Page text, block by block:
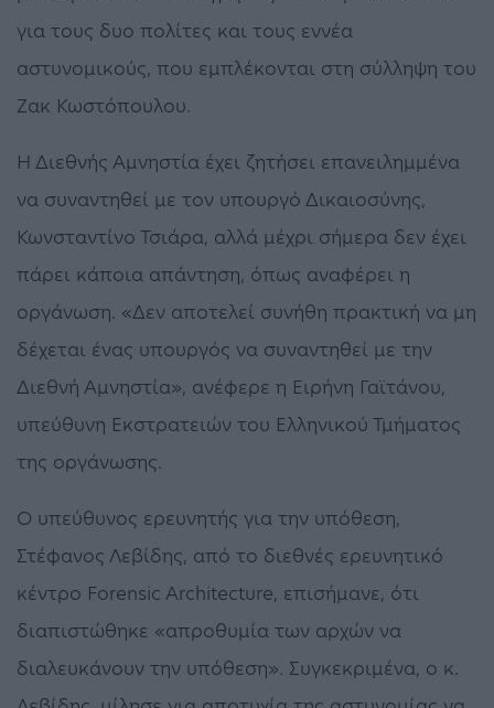
για τους δυο πολίτες και τους εννέα
αστυνομικούς, που εμπλέκονται στη σύλληψη του
Ζακ Κωστόπουλου.
Η Διεθνής Αμνηστία έχει ζητήσει επανειλημμένα
να συναντηθεί με τον υπουργό Δικαιοσύνης,
Κωνσταντίνο Τσιάρα, αλλά μέχρι σήμερα δεν έχει
πάρει κάποια απάντηση, όπως αναφέρει η
οργάνωση. «Δεν αποτελεί συνήθη πρακτική να μη
δέχεται ένας υπουργός να συναντηθεί με την
Διεθνή Αμνηστία», ανέφερε η Ειρήνη Γαϊτάνου,
υπεύθυνη Εκστρατειών του Ελληνικού Τμήματος
της οργάνωσης.
Ο υπεύθυνος ερευνητής για την υπόθεση,
Στέφανος Λεβίδης, από το διεθνές ερευνητικό
κέντρο Forensic Architecture, επισήμανε, ότι
διαπιστώθηκε «απροθυμία των αρχών να
διαλευκάνουν την υπόθεση». Συγκεκριμένα, ο κ.